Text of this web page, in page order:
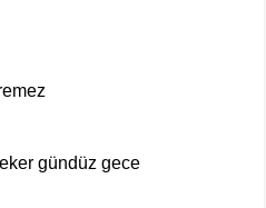
gündüz gece